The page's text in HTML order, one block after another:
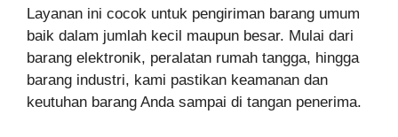
Layanan ini cocok untuk pengiriman barang umum
baik dalam jumlah kecil maupun besar. Mulai dari
barang elektronik, peralatan rumah tangga, hingga
barang industri, kami pastikan keamanan dan
keutuhan barang Anda sampai di tangan penerima.